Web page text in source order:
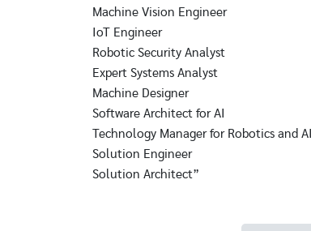
Machine Vision Engineer
IoT Engineer
Robotic Security Analyst
Expert Systems Analyst
Machine Designer
Software Architect for AI
Technology Manager for Robotics and AI
Solution Engineer
Solution Architect”